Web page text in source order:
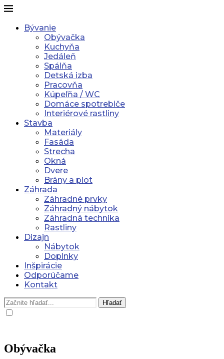
Bývanie
Obývačka
Kuchyňa
Jedáleň
Spálňa
Detská izba
Pracovňa
Kúpeľňa / WC
Domáce spotrebiče
Interiérové rastliny
Stavba
Materiály
Fasáda
Strecha
Okná
Dvere
Brány a plot
Záhrada
Záhradné prvky
Záhradný nábytok
Záhradná technika
Rastliny
Dizajn
Nábytok
Doplnky
Inšpirácie
Odporúčame
Kontakt
Hľadať
Obývačka